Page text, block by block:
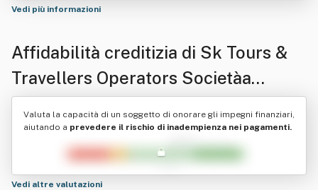
Vedi più informazioni
Affidabilità creditizia di Sk Tours &
Travellers Operators Societàa
Responsabilita' Limitat A
Semplificata
Valuta la capacità di un soggetto di onorare gli impegni finanziari,
aiutando a prevedere il rischio di inadempienza nei pagamenti.
Vedi altre valutazioni